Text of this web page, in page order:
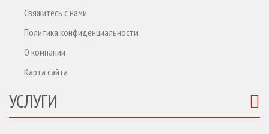
Свяжитесь с нами
Политика конфиденциальности
О компании
Карта сайта
УСЛУГИ